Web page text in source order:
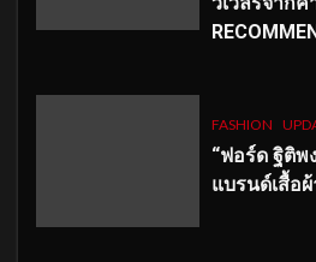
FASHION
“ฟอร์ด ฐิติพ
แบรนด์เสื้อ